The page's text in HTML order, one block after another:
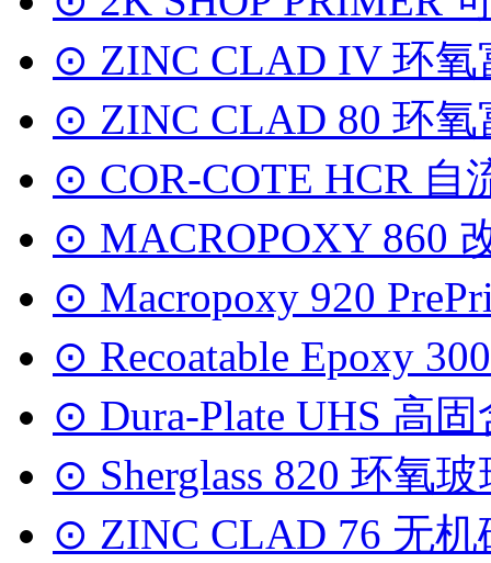
⊙ ZINC CLAD IV 环氧
⊙ ZINC CLAD 80 环氧
⊙ COR-COTE HCR 自
⊙ MACROPOXY 860
⊙ Macropoxy 920
⊙ Recoatable Epoxy
⊙ Dura-Plate UHS 高
⊙ Sherglass 820 环氧
⊙ ZINC CLAD 76 无机